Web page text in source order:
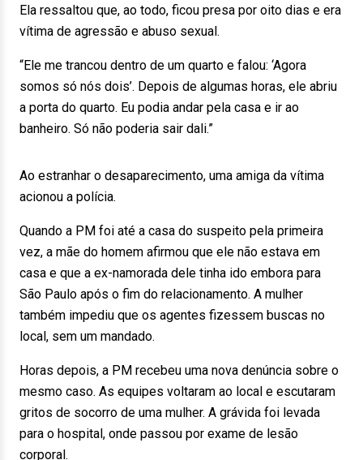
Ela ressaltou que, ao todo, ficou presa por oito dias e era
vítima de agressão e abuso sexual.
“Ele me trancou dentro de um quarto e falou: ‘Agora
somos só nós dois’. Depois de algumas horas, ele abriu
a porta do quarto. Eu podia andar pela casa e ir ao
banheiro. Só não poderia sair dali.”
Ao estranhar o desaparecimento, uma amiga da vítima
acionou a polícia.
Quando a PM foi até a casa do suspeito pela primeira
vez, a mãe do homem afirmou que ele não estava em
casa e que a ex-namorada dele tinha ido embora para
São Paulo após o fim do relacionamento. A mulher
também impediu que os agentes fizessem buscas no
local, sem um mandado.
Horas depois, a PM recebeu uma nova denúncia sobre o
mesmo caso. As equipes voltaram ao local e escutaram
gritos de socorro de uma mulher. A grávida foi levada
para o hospital, onde passou por exame de lesão
corporal.